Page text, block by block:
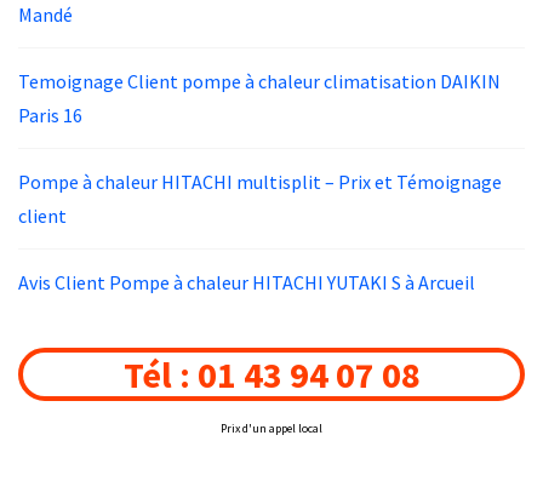
Mandé
Temoignage Client pompe à chaleur climatisation DAIKIN
Paris 16
Pompe à chaleur HITACHI multisplit – Prix et Témoignage
client
Avis Client Pompe à chaleur HITACHI YUTAKI S à Arcueil
Tél : 01 43 94 07 08
Prix d'un appel local